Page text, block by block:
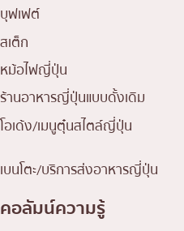
บุฟเฟต์
สเต็ก
หม้อไฟญี่ปุ่น
ร้านอาหารญี่ปุ่นแบบดั้งเดิม
โอเด้ง/เมนูตุ๋นสไตล์ญี่ปุ่น
เบนโตะ/บริการส่งอาหารญี่ปุ่น
คอลัมน์ความรู้